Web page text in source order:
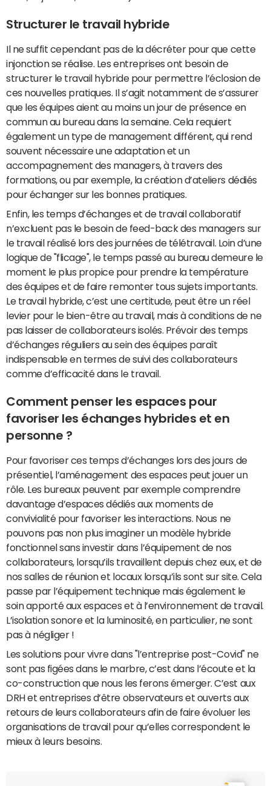
Structurer le travail hybride
Il ne suffit cependant pas de la décréter pour que cette
injonction se réalise. Les entreprises ont besoin de
structurer le travail hybride pour permettre l’éclosion de
ces nouvelles pratiques. Il s’agit notamment de s’assurer
que les équipes aient au moins un jour de présence en
commun au bureau dans la semaine. Cela requiert
également un type de management différent, qui rend
souvent nécessaire une adaptation et un
accompagnement des managers, à travers des
formations, ou par exemple, la création d’ateliers dédiés
pour échanger sur les bonnes pratiques.
Enfin, les temps d’échanges et de travail collaboratif
n’excluent pas le besoin de feed-back des managers sur
le travail réalisé lors des journées de télétravail. Loin d’une
logique de "flicage", le temps passé au bureau demeure le
moment le plus propice pour prendre la température
des équipes et de faire remonter tous sujets importants.
Le travail hybride, c’est une certitude, peut être un réel
levier pour le bien-être au travail, mais à conditions de ne
pas laisser de collaborateurs isolés. Prévoir des temps
d’échanges réguliers au sein des équipes paraît
indispensable en termes de suivi des collaborateurs
comme d’efficacité dans le travail.
Comment penser les espaces pour
favoriser les échanges hybrides et en
personne ?
Pour favoriser ces temps d’échanges lors des jours de
présentiel, l’aménagement des espaces peut jouer un
rôle. Les bureaux peuvent par exemple comprendre
davantage d’espaces dédiés aux moments de
convivialité pour favoriser les interactions. Nous ne
pouvons pas non plus imaginer un modèle hybride
fonctionnel sans investir dans l’équipement de nos
collaborateurs, lorsqu’ils travaillent depuis chez eux, et de
nos salles de réunion et locaux lorsqu’ils sont sur site. Cela
passe par l’équipement technique mais également le
soin apporté aux espaces et à l’environnement de travail.
L’isolation sonore et la luminosité, en particulier, ne sont
pas à négliger !
Les solutions pour vivre dans "l’entreprise post-Covid" ne
sont pas figées dans le marbre, c’est dans l’écoute et la
co-construction que nous les ferons émerger. C’est aux
DRH et entreprises d’être observateurs et ouverts aux
retours de leurs collaborateurs afin de faire évoluer les
organisations de travail pour qu’elles correspondent le
mieux à leurs besoins.